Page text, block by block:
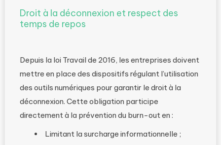
Droit à la déconnexion et respect des
temps de repos
Depuis la loi Travail de 2016, les entreprises doivent
mettre en place des dispositifs régulant l’utilisation
des outils numériques pour garantir le droit à la
déconnexion. Cette obligation participe
directement à la prévention du burn-out en :
Limitant la surcharge informationnelle ;